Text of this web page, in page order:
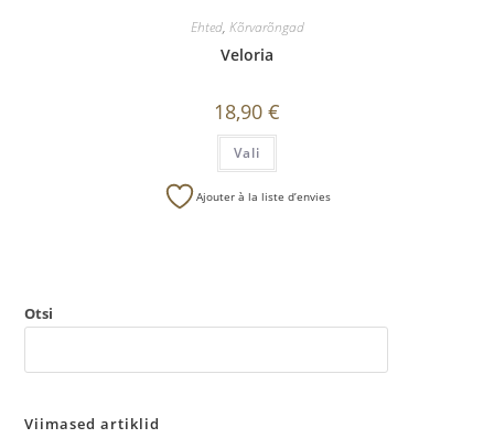
Ehted, Kõrvarõngad
Veloria
18,90 €
Vali
Ajouter à la liste d’envies
Otsi
Viimased artiklid